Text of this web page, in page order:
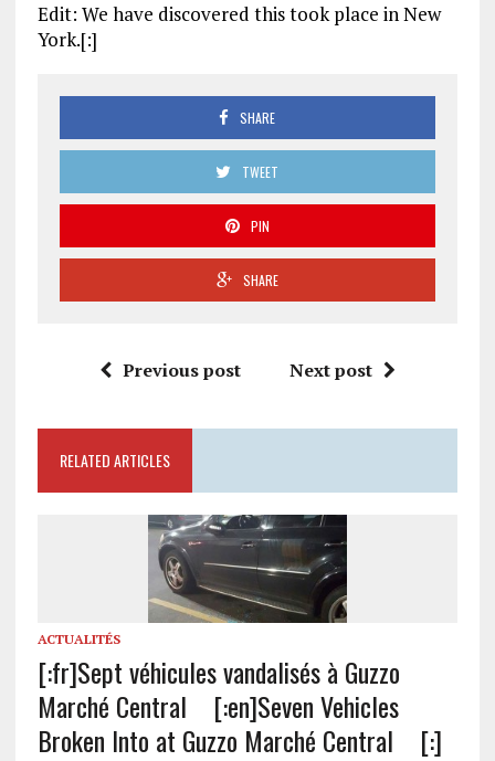
Edit: We have discovered this took place in New
York.[:]
SHARE
TWEET
PIN
SHARE
Previous post Next post
RELATED ARTICLES
ACTUALITÉS
[:fr]Sept véhicules vandalisés à Guzzo
Marché Central [:en]Seven Vehicles
Broken Into at Guzzo Marché Central [:]